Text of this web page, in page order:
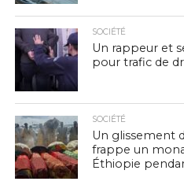
SOCIÉTÉ
Un rappeur et
pour trafic de
SOCIÉTÉ
Un glissement
frappe un
Éthiopie